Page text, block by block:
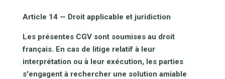
Article 14 — Droit applicable et juridiction
Les présentes CGV sont soumises au droit
français. En cas de litige relatif à leur
interprétation ou à leur exécution, les parties
s'engagent à rechercher une solution amiable